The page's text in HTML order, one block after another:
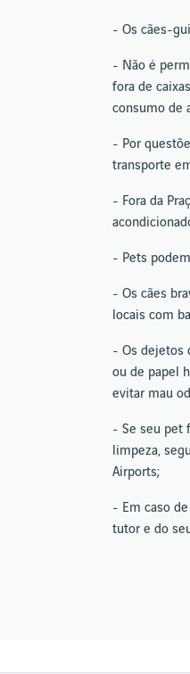
- Os cães-
- Não é
fora de
consumo de
- Por
transporte
- Fora da
- Pets
- Os cães
locais com
- Os dejetos
ou de papel
evitar mau
- Se seu pet
limpeza,
Airports;
- Em caso
tutor e do